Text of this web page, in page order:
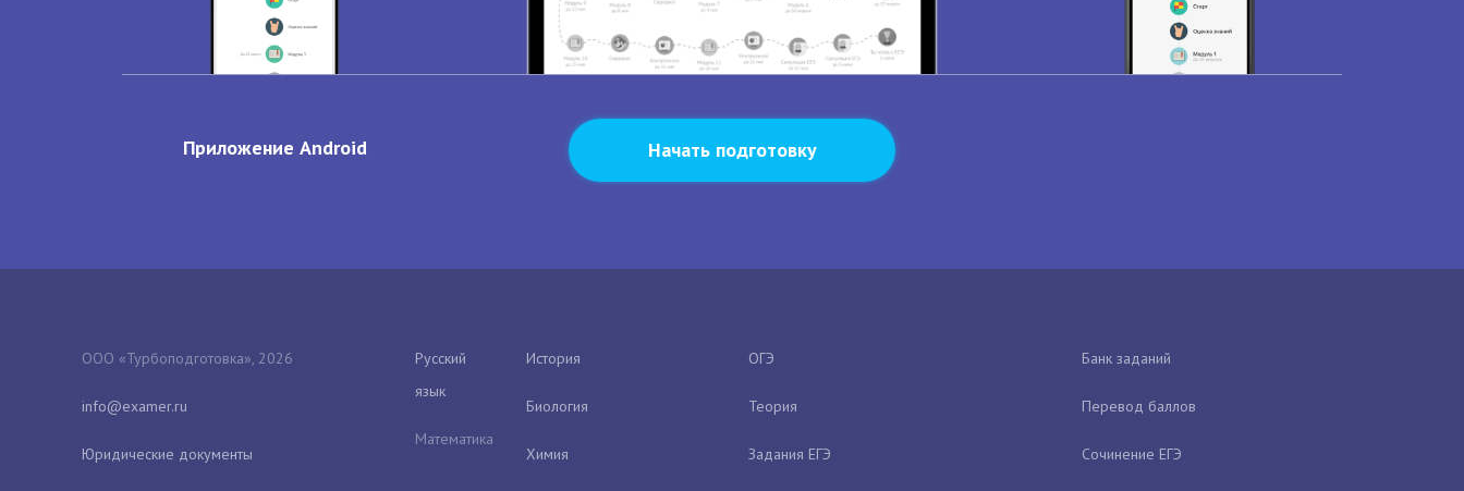
Приложение Android Начать подготовку
ООО «Турбоподготовка», 2026
Юридические документы
Русский
язык
Математика
История
Биология
Химия
ОГЭ
Теория
Задания ЕГЭ
Банк заданий
Перевод баллов
Сочинение ЕГЭ